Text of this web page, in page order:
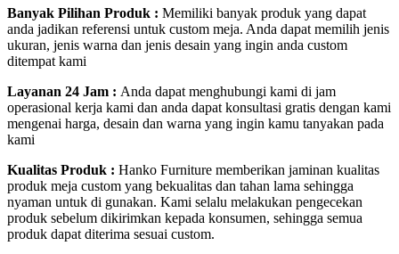
Banyak Pilihan Produk : Memiliki banyak produk yang dapat
anda jadikan referensi untuk custom meja. Anda dapat memilih jenis
ukuran, jenis warna dan jenis desain yang ingin anda custom
ditempat kami
Layanan 24 Jam : Anda dapat menghubungi kami di jam
operasional kerja kami dan anda dapat konsultasi gratis dengan kami
mengenai harga, desain dan warna yang ingin kamu tanyakan pada
kami
Kualitas Produk : Hanko Furniture memberikan jaminan kualitas
produk meja custom yang bekualitas dan tahan lama sehingga
nyaman untuk di gunakan. Kami selalu melakukan pengecekan
produk sebelum dikirimkan kepada konsumen, sehingga semua
produk dapat diterima sesuai custom.